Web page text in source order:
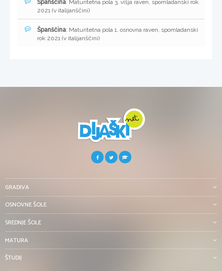
Španščina: Maturitetna pola 3, višja raven, spomladanski rok
2021 (v italijanščini)
Španščina: Maturitetna pola 1, osnovna raven, spomladanski
rok 2021 (v italijanščini)
GRADIVA
OSNOVNE ŠOLE
SREDNJE ŠOLE
MATURA
ŠTUDIJ